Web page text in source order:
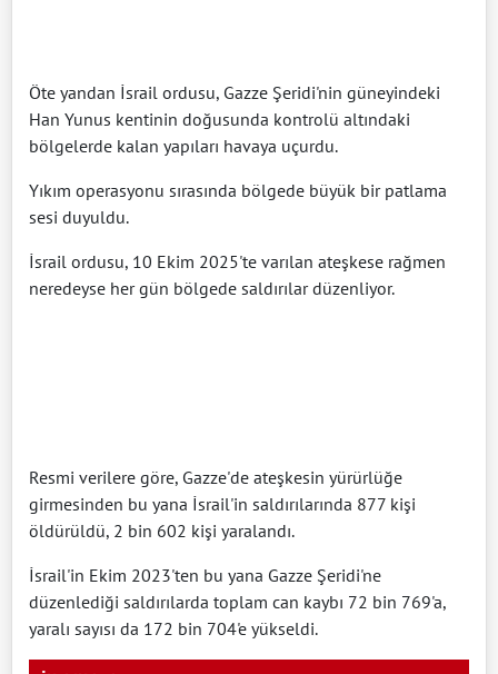
Öte yandan İsrail ordusu, Gazze Şeridi'nin güneyindeki
Han Yunus kentinin doğusunda kontrolü altındaki
bölgelerde kalan yapıları havaya uçurdu.
Yıkım operasyonu sırasında bölgede büyük bir patlama
sesi duyuldu.
İsrail ordusu, 10 Ekim 2025'te varılan ateşkese rağmen
neredeyse her gün bölgede saldırılar düzenliyor.
Resmi verilere göre, Gazze'de ateşkesin yürürlüğe
girmesinden bu yana İsrail'in saldırılarında 877 kişi
öldürüldü, 2 bin 602 kişi yaralandı.
İsrail'in Ekim 2023'ten bu yana Gazze Şeridi'ne
düzenlediği saldırılarda toplam can kaybı 72 bin 769'a,
yaralı sayısı da 172 bin 704'e yükseldi.